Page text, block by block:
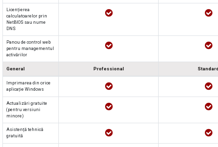
Licențierea
calculatoarelor prin
NetBIOS sau nume
DNS
Panou de control web
pentru managementul
activărilor
General Professional
Imprimarea din orice
aplicație Windows
Actualizări gratuite
(pentru versiuni
minore)
Asistență tehnică
gratuită